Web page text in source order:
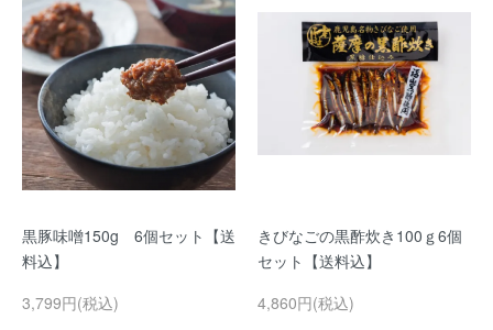
黒豚味噌150g 6個セット【送
料込】
3,799円(税込)
きびなごの黒酢炊き100ｇ6個
セット【送料込】
4,860円(税込)